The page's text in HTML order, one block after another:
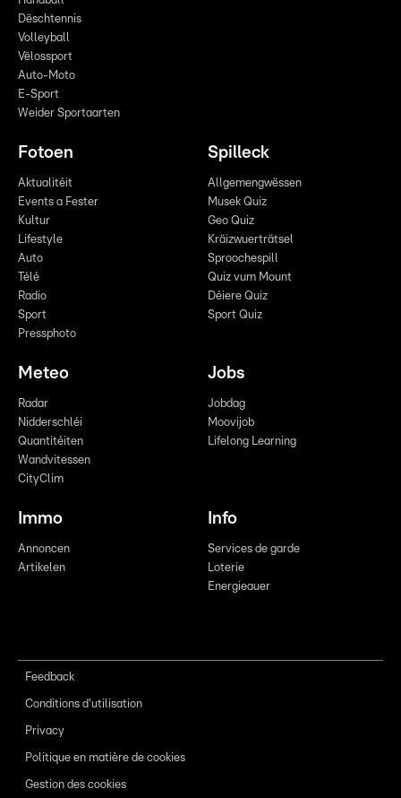
Dëschtennis
Volleyball
Vëlossport
Auto-Moto
E-Sport
Weider Sportaarten
Fotoen
Aktualitéit
Events a Fester
Kultur
Lifestyle
Auto
Télé
Radio
Sport
Pressphoto
Spilleck
Allgemengwëssen
Musek Quiz
Geo Quiz
Kräizwuerträtsel
Sproochespill
Quiz vum Mount
Déiere Quiz
Sport Quiz
Meteo
Radar
Nidderschléi
Quantitéiten
Wandvitessen
CityClim
Jobs
Jobdag
Moovijob
Lifelong Learning
Immo
Annoncen
Artikelen
Info
Services de garde
Loterie
Energieauer
Feedback
Conditions d'utilisation
Privacy
Politique en matière de cookies
Gestion des cookies